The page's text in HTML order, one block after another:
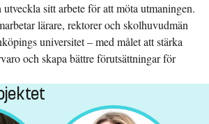
sitt arbete för att möta utmaningen.
lärare, rektorer och skolhuvudmän
universitet – med målet att stärka
och skapa bättre förutsättningar för